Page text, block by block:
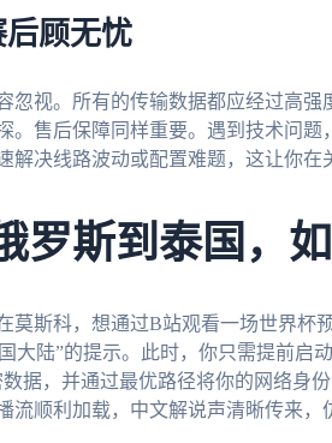
顾无忧
忽视。所有的传输数据都应经过高强
。售后保障同样重要。遇到技术问
解决线路波动或配置难题，这让你在
罗斯到泰国，
莫斯科，想通过B站观看一场世界杯
大陆”的提示。此时，你只需提前启
据，并通过最优路径将你的网络身
流顺利加载，中文解说声清晰传来，